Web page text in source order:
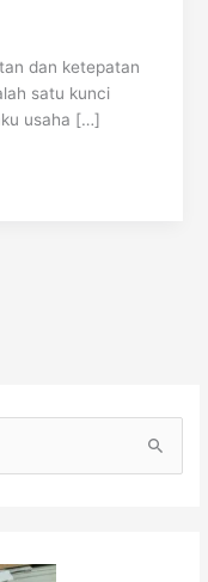
dan ketepatan
satu kunci
usaha […]